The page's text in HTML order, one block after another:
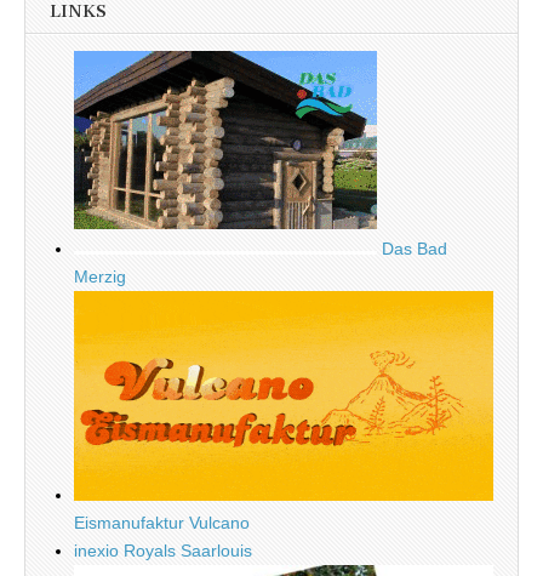
LINKS
Das Bad
Merzig
Eismanufaktur Vulcano
inexio Royals Saarlouis